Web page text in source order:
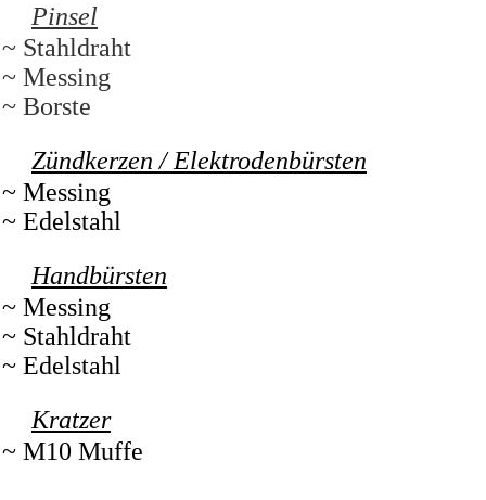
Pinsel
~ Stahldraht
~ Messing
~ Borste
Zündkerzen / Elektrodenbürsten
~ Messing
~ Edelstahl
Handbürsten
~ Messing
~ Stahldraht
~ Edelstahl
Kratzer
~ M10 Muffe